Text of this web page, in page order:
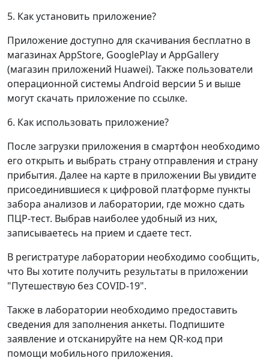
5. Как установить приложение?
Приложение доступно для скачивания бесплатно в
магазинах AppStore, GooglePlay и AppGallery
(магазин приложений Huawei). Также пользователи
операционной системы Android версии 5 и выше
могут скачать приложение по ссылке.
6. Как использовать приложение?
После загрузки приложения в смартфон необходимо
его открыть и выбрать страну отправления и страну
прибытия. Далее на карте в приложении Вы увидите
присоединившиеся к цифровой платформе пункты
забора анализов и лаборатории, где можно сдать
ПЦР-тест. Выбрав наиболее удобный из них,
записываетесь на прием и сдаете тест.
В регистратуре лаборатории необходимо сообщить,
что Вы хотите получить результаты в приложении
"Путешествую без COVID-19".
Также в лаборатории необходимо предоставить
сведения для заполнения анкеты. Подпишите
заявление и отсканируйте на нем QR-код при
помощи мобильного приложения.